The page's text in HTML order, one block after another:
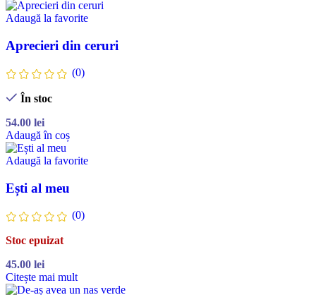
Adaugă la favorite
Aprecieri din ceruri
(0)
În stoc
54.00 lei
Adaugă în coș
Adaugă la favorite
Ești al meu
(0)
Stoc epuizat
45.00 lei
Citește mai mult